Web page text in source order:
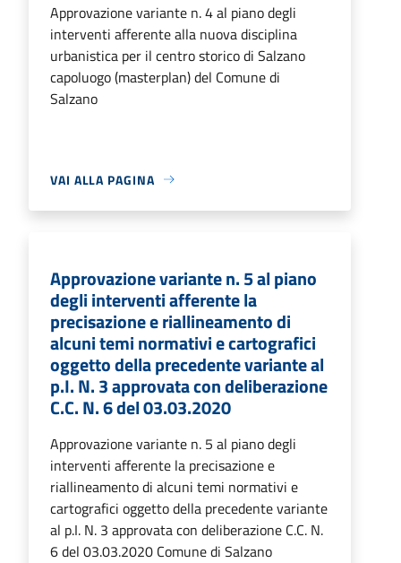
Approvazione variante n. 4 al piano degli
interventi afferente alla nuova disciplina
urbanistica per il centro storico di Salzano
capoluogo (masterplan) del Comune di
Salzano
VAI ALLA PAGINA
Approvazione variante n. 5 al piano
degli interventi afferente la
precisazione e riallineamento di
alcuni temi normativi e cartografici
oggetto della precedente variante al
p.I. N. 3 approvata con deliberazione
C.C. N. 6 del 03.03.2020
Approvazione variante n. 5 al piano degli
interventi afferente la precisazione e
riallineamento di alcuni temi normativi e
cartografici oggetto della precedente variante
al p.I. N. 3 approvata con deliberazione C.C. N.
6 del 03.03.2020 Comune di Salzano